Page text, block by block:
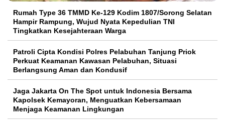
Rumah Type 36 TMMD Ke-129 Kodim 1807/Sorong Selatan
Hampir Rampung, Wujud Nyata Kepedulian TNI
Tingkatkan Kesejahteraan Warga
Patroli Cipta Kondisi Polres Pelabuhan Tanjung Priok
Perkuat Keamanan Kawasan Pelabuhan, Situasi
Berlangsung Aman dan Kondusif
Jaga Jakarta On The Spot untuk Indonesia Bersama
Kapolsek Kemayoran, Menguatkan Kebersamaan
Menjaga Keamanan Lingkungan